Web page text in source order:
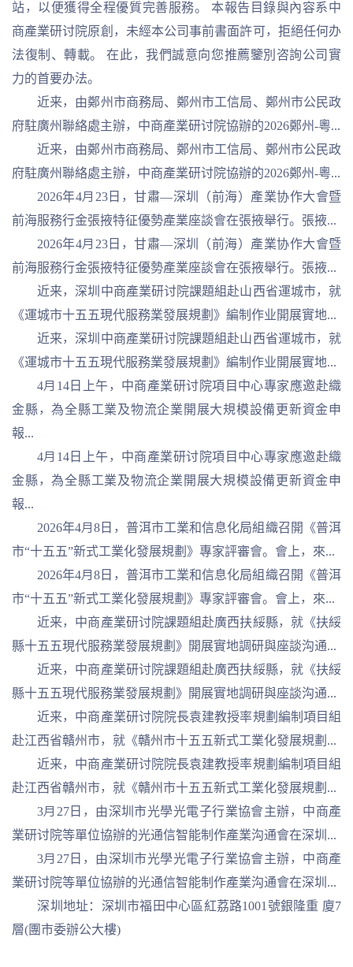
站，以便獲得全程優質完善服務。 本報告目錄與內容系中
商產業研讨院原創，未經本公司事前書面許可，拒絕任何办
法復制、轉載。 在此，我們誠意向您推薦鑒別咨詢公司實
力的首要办法。
近来，由鄭州市商務局、鄭州市工信局、鄭州市公民政
府駐廣州聯絡處主辦，中商產業研讨院協辦的2026鄭州-粵...
近来，由鄭州市商務局、鄭州市工信局、鄭州市公民政
府駐廣州聯絡處主辦，中商產業研讨院協辦的2026鄭州-粵...
2026年4月23日，甘肅—深圳（前海）產業协作大會暨
前海服務行金張掖特征優勢產業座談會在張掖舉行。張掖...
2026年4月23日，甘肅—深圳（前海）產業协作大會暨
前海服務行金張掖特征優勢產業座談會在張掖舉行。張掖...
近来，深圳中商產業研讨院課題組赴山西省運城市，就
《運城市十五五現代服務業發展規劃》編制作业開展實地...
近来，深圳中商產業研讨院課題組赴山西省運城市，就
《運城市十五五現代服務業發展規劃》編制作业開展實地...
4月14日上午，中商產業研讨院項目中心專家應邀赴織
金縣，為全縣工業及物流企業開展大規模設備更新資金申
報...
4月14日上午，中商產業研讨院項目中心專家應邀赴織
金縣，為全縣工業及物流企業開展大規模設備更新資金申
報...
2026年4月8日，普洱市工業和信息化局組織召開《普洱
市“十五五”新式工業化發展規劃》專家評審會。會上，來...
2026年4月8日，普洱市工業和信息化局組織召開《普洱
市“十五五”新式工業化發展規劃》專家評審會。會上，來...
近来，中商產業研讨院課題組赴廣西扶綏縣，就《扶綏
縣十五五現代服務業發展規劃》開展實地調研與座談沟通...
近来，中商產業研讨院課題組赴廣西扶綏縣，就《扶綏
縣十五五現代服務業發展規劃》開展實地調研與座談沟通...
近来，中商產業研讨院院長袁建教授率規劃編制項目組
赴江西省贛州市，就《贛州市十五五新式工業化發展規劃...
近来，中商產業研讨院院長袁建教授率規劃編制項目組
赴江西省贛州市，就《贛州市十五五新式工業化發展規劃...
3月27日，由深圳市光學光電子行業協會主辦，中商產
業研讨院等單位協辦的光通信智能制作產業沟通會在深圳...
3月27日，由深圳市光學光電子行業協會主辦，中商產
業研讨院等單位協辦的光通信智能制作產業沟通會在深圳...
深圳地址：深圳市福田中心區紅荔路1001號銀隆重 廈7
層(團市委辦公大樓)